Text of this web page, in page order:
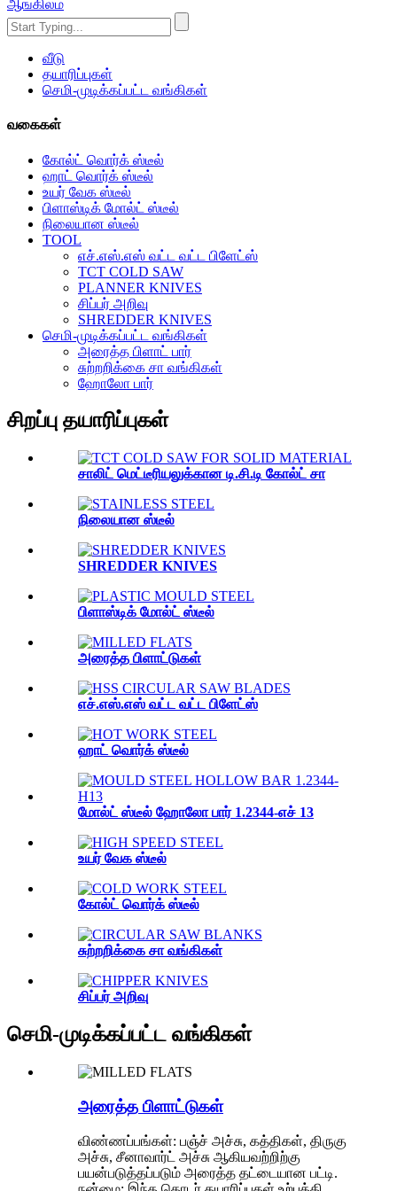
ஆங்கிலம்
வீடு
தயாரிப்புகள்
செமி-முடிக்கப்பட்ட வங்கிகள்
வகைகள்
கோல்ட் வொர்க் ஸ்டீல்
ஹாட் வொர்க் ஸ்டீல்
உயர் வேக ஸ்டீல்
பிளாஸ்டிக் மோல்ட் ஸ்டீல்
நிலையான ஸ்டீல்
TOOL
எச்.எஸ்.எஸ் வட்ட வட்ட பிளேட்ஸ்
TCT COLD SAW
PLANNER KNIVES
சிப்பர் அறிவு
SHREDDER KNIVES
செமி-முடிக்கப்பட்ட வங்கிகள்
அரைத்த பிளாட் பார்
சுற்றறிக்கை சா வங்கிகள்
ஹோலோ பார்
சிறப்பு தயாரிப்புகள்
சாலிட் மெட்டீரியலுக்கான டி.சி.டி கோல்ட் சா
நிலையான ஸ்டீல்
SHREDDER KNIVES
பிளாஸ்டிக் மோல்ட் ஸ்டீல்
அரைத்த பிளாட்டுகள்
எச்.எஸ்.எஸ் வட்ட வட்ட பிளேட்ஸ்
ஹாட் வொர்க் ஸ்டீல்
மோல்ட் ஸ்டீல் ஹோலோ பார் 1.2344-எச் 13
உயர் வேக ஸ்டீல்
கோல்ட் வொர்க் ஸ்டீல்
சுற்றறிக்கை சா வங்கிகள்
சிப்பர் அறிவு
செமி-முடிக்கப்பட்ட வங்கிகள்
அரைத்த பிளாட்டுகள்
விண்ணப்பங்கள்: பஞ்ச் அச்சு, கத்திகள், திருகு
அச்சு, சீனாவார்ட் அச்சு ஆகியவற்றிற்கு
பயன்படுத்தப்படும் அரைத்த தட்டையான பட்டி.